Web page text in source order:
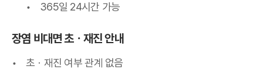
365일 24시간 가능
장염 비대면 초ㆍ 재진 안내
초 ㆍ재진 여부 관계 없음